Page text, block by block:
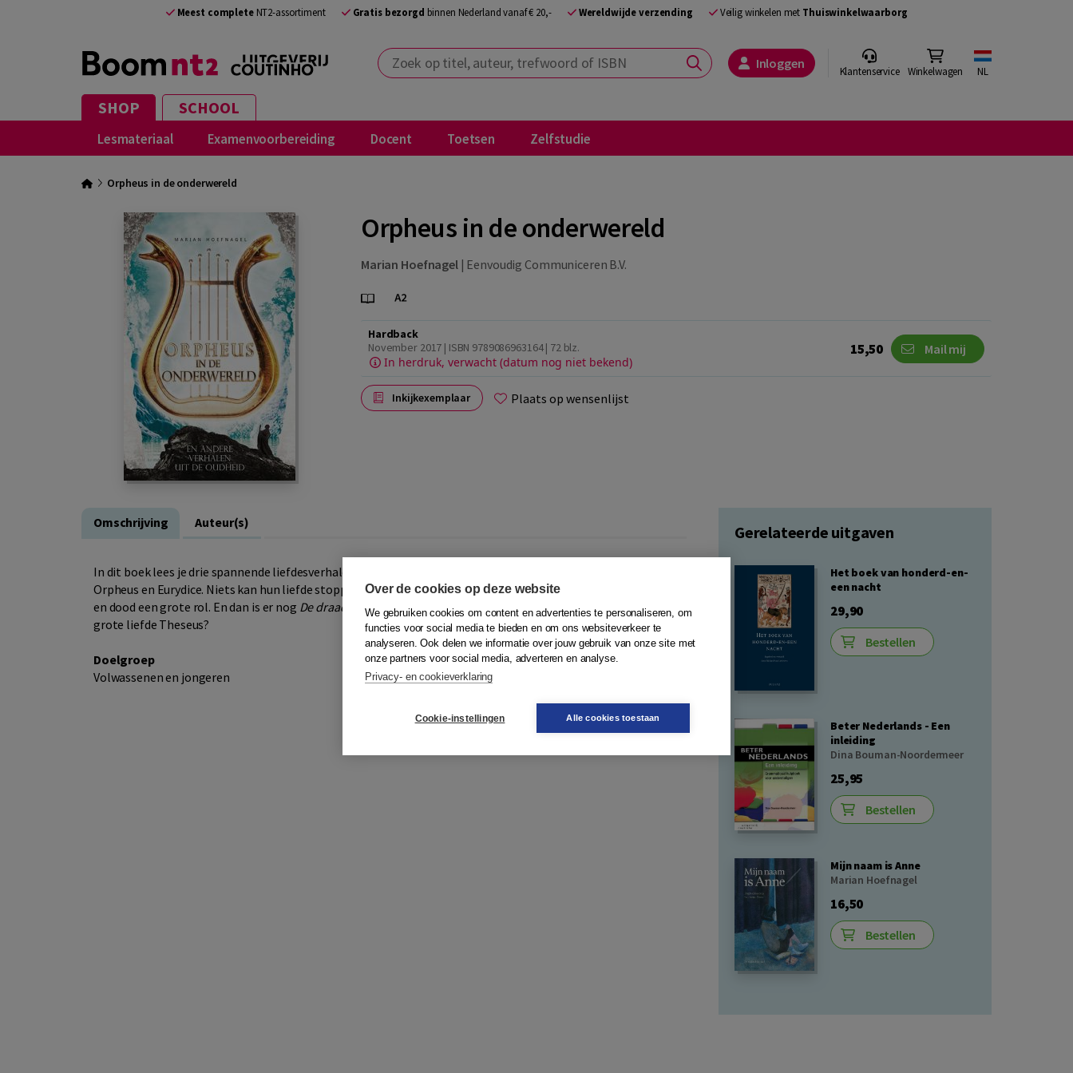
Meest completeNT2-assortiment Gratis bezorgd binnen Nederland vanaf € 20,- Wereldwijde verzending Veilig winkelen met Thuiswinkelwaarborg
Zoek op titel, auteur, trefwoord of ISBN Inloggen Klantenservice Winkelwagen NL
SHOP SCHOOL
Lesmateriaal Examenvoorbereiding Docent Toetsen Zelfstudie
Orpheus in de onderwereld
Orpheus in de onderwereld
Marian Hoefnagel| Eenvoudig Communiceren B.V.
Hardback
November 2017 | ISBN 9789086963164| 72 blz.
In herdruk, verwacht (datum nog niet bekend)
15,50 Mail mij
Inkijkexemplaar Plaats op wensenlijst
Omschrijving Auteur(s)
In dit boek lees je drie spannende liefdesverhalen uit de oudheid.
Orpheus en Eurydice. Niets kan hun liefde stoppen, zelfs niet de dood. Ook inPyramus en Thisb
en dood een grote rol. En dan is er nog De draad van Ariadne. Zal Ariadne wél lang en gelukkig leven met haar
grote liefde Theseus?
Doelgroep
Volwassenen en jongeren
Gerelateerde uitgaven
Het boek van honderd-en-
een nacht
29,90
Bestellen
Beter Nederlands - Een
inleiding
Dina Bouman-Noordermeer
25,95
Bestellen
Mijn naam is Anne
Marian Hoefnagel
16,50
Bestellen
Over de cookies op deze website
We gebruiken cookies om content en advertenties te personaliseren, om
functies voor social media te bieden en om ons websiteverkeer te
analyseren. Ook delen we informatie over jouw gebruik van onze site met
onze partners voor social media, adverteren en analyse.
Privacy- en cookieverklaring
Cookie-instellingen Alle cookies toestaan